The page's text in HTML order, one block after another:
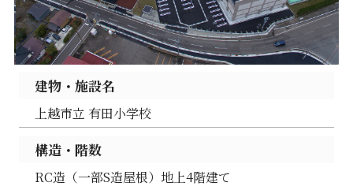
建物・施設名
上越市立 有田小学校
構造・階数
RC造（一部S造屋根）地上4階建て